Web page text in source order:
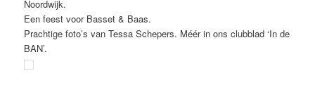
Noordwijk.
Een feest voor Basset & Baas.
Prachtige foto’s van Tessa Schepers. Méér in ons clubblad ‘In de
BAN’.